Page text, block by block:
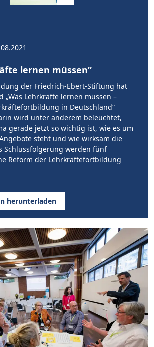
lernen müssen“
der Friedrich-Ebert-Stiftung hat
„Was Lehrkräfte lernen müssen –
in Deutschland“
wird unter anderem beleuchtet,
gerade jetzt so wichtig ist, wie es um
steht und wie wirksam die
Schlussfolgerung werden fünf
Reform der Lehrkräftefortbildung
herunterladen